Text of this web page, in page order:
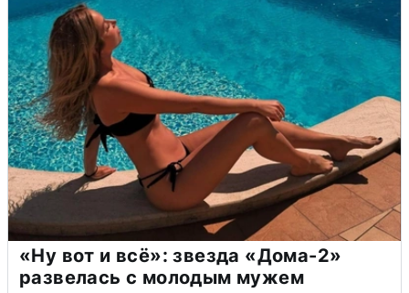
«Ну вот и всё»: звезда «Дома-2»
развелась с молодым мужем